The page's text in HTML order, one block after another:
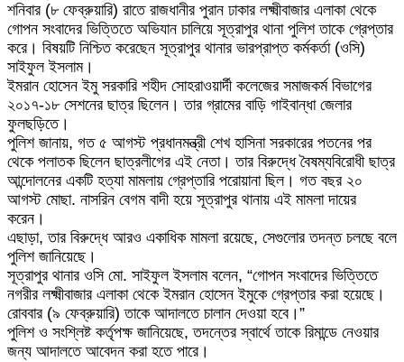
শনিবার (৮ ফেব্রুয়ারি) রাতে রাজধানীর পুরান ঢাকার লক্ষ্মীবাজার এলাকা থেকে
গোপন সংবাদের ভিত্তিতে অভিযান চালিয়ে সূত্রাপুর থানা পুলিশ তাকে গ্রেপ্তার
করে। বিষয়টি নিশ্চিত করেছেন সূত্রাপুর থানার ভারপ্রাপ্ত কর্মকর্তা (ওসি)
সাইফুল ইসলাম।
ইমরান হোসেন ইমু সরকারি শহীদ সোহরাওয়ার্দী কলেজের সমাজকর্ম বিভাগের
২০১৭-১৮ সেশনের ছাত্র ছিলেন। তার গ্রামের বাড়ি গাইবান্ধা জেলার
ফুলছড়িতে।
পুলিশ জানায়, গত ৫ আগস্ট প্রধানমন্ত্রী শেখ হাসিনা সরকারের পতনের পর
থেকে পলাতক ছিলেন ছাত্রলীগের এই নেতা। তার বিরুদ্ধে বৈষম্যবিরোধী ছাত্র
আন্দোলনের একটি হত্যা মামলায় গ্রেপ্তারি পরোয়ানা ছিল। গত বছর ২০
আগস্ট মোছা. নাসরিন বেগম বাদী হয়ে সূত্রাপুর থানায় এই মামলা দায়ের
করেন।
এছাড়া, তার বিরুদ্ধে আরও একাধিক মামলা রয়েছে, সেগুলোর তদন্ত চলছে বলে
পুলিশ জানিয়েছে।
সূত্রাপুর থানার ওসি মো. সাইফুল ইসলাম বলেন, “গোপন সংবাদের ভিত্তিতে
নগরীর লক্ষ্মীবাজার এলাকা থেকে ইমরান হোসেন ইমুকে গ্রেপ্তার করা হয়েছে।
রোববার (৯ ফেব্রুয়ারি) তাকে আদালতে চালান দেওয়া হবে।”
পুলিশ ও সংশ্লিষ্ট কর্তৃপক্ষ জানিয়েছে, তদন্তের স্বার্থে তাকে রিমান্ডে নেওয়ার
জন্য আদালতে আবেদন করা হতে পারে।